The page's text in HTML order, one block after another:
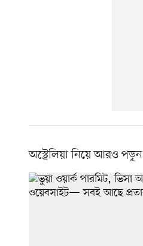
অস্ট্রেলিয়া নিয়ে আরও পড়ুন